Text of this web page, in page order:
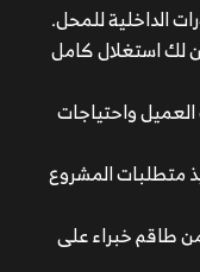
الداخلية للمحل.
لك استغلال كامل
واحتياجات
متطلبات المشروع
طاقم خبراء على